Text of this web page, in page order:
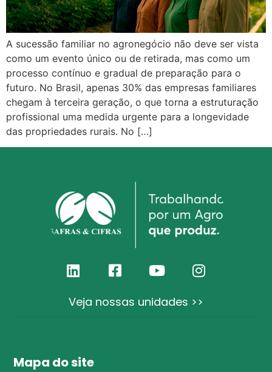
A sucessão familiar no agronegócio não deve ser vista
como um evento único ou de retirada, mas como um
processo contínuo e gradual de preparação para o
futuro. No Brasil, apenas 30% das empresas familiares
chegam à terceira geração, o que torna a estruturação
profissional uma medida urgente para a longevidade
das propriedades rurais. No […]
Veja nossas unidades >>
Mapa do site